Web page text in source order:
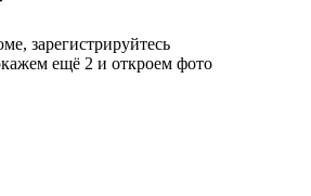
зарегистрируйтесь
ещё 2 и откроем фото